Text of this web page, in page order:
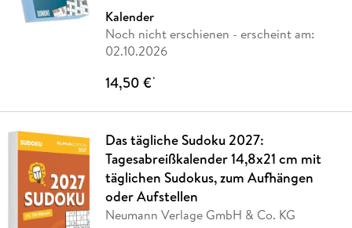
Kalender
Noch nicht erschienen - erscheint am:
02.10.2026
14,50 €*
Das tägliche Sudoku 2027:
Tagesabreißkalender 14,8x21 cm mit
täglichen Sudokus, zum Aufhängen
oder Aufstellen
Neumann Verlage GmbH & Co. KG